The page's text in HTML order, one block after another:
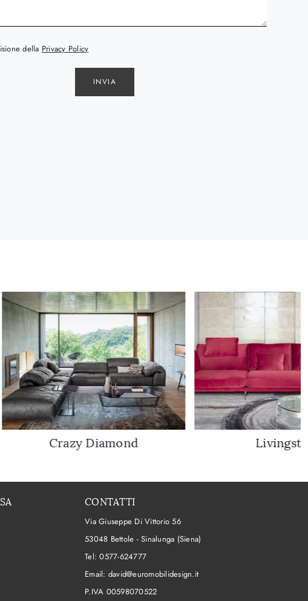
della Privacy Policy
INVIA
Crazy Diamond
CONTATTI
Via Giuseppe Di Vittorio 56
53048 Bettole - Sinalunga (Siena)
Tel:0577-624777
Email: david@euromobilidesign.it
P.IVA 00598070522